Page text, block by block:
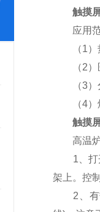
触摸
应用范
（1）热
（2）医
（3）分
（4）煤
触摸
高温炉
1、打开
架上。控
2、有热